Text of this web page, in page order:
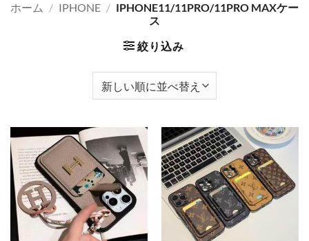
ホーム / IPHONE / IPHONE11/11PRO/11PRO MAXケー
ス
絞り込み